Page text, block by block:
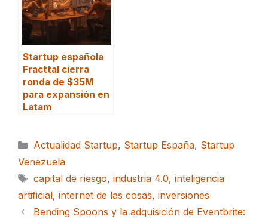
Startup española
Fracttal cierra
ronda de $35M
para expansión en
Latam
Categorías
Actualidad Startup, Startup España, Startup
Venezuela
Etiquetas
capital de riesgo, industria 4.0, inteligencia
artificial, internet de las cosas, inversiones
Bending Spoons y la adquisición de Eventbrite: